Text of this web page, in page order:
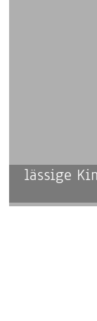
lässige